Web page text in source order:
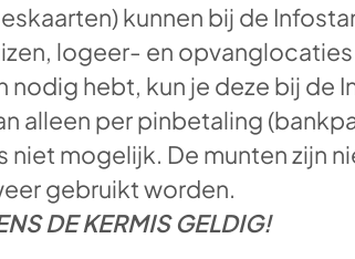
kunnen bij de
logeer- en
nodig hebt, kun je deze bij de
alleen per pinbetaling
mogelijk. De munten zijn
gebruikt worden.
DE KERMIS GELDIG!